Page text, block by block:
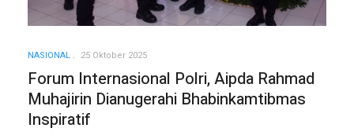
NASIONAL 25 Oktober 2025
Forum Internasional Polri, Aipda Rahmad
Muhajirin Dianugerahi Bhabinkamtibmas
Inspiratif